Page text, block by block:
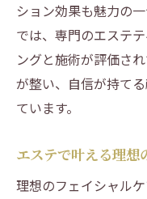
ション効果も魅力の
では、専門のエステ
ングと施術が評価さ
が整い、自信が持て
ています。
エステで叶える理想
理想のフェイシャル